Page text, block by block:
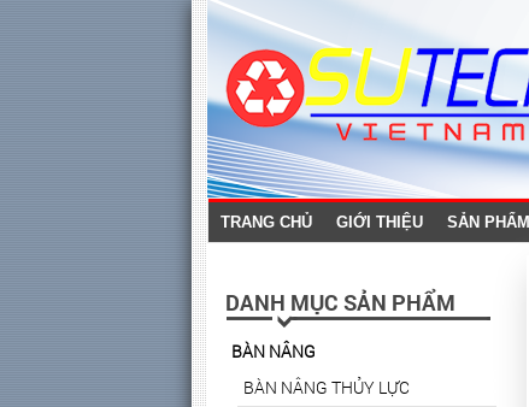
TRANG CHỦ GIỚI THIỆU SẢN PHẨM
DANH MỤC SẢN PHẨM
BÀN NÂNG
BÀN NÂNG THỦY LỰC